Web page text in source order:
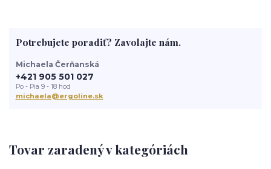
Tovar zaradený v kategóriách
Potrebujete poradiť? Zavolajte nám.
Michaela Čerňanská
+421 905 501 027
Po - Pia 9 - 18 hod
michaela@ergoline.sk